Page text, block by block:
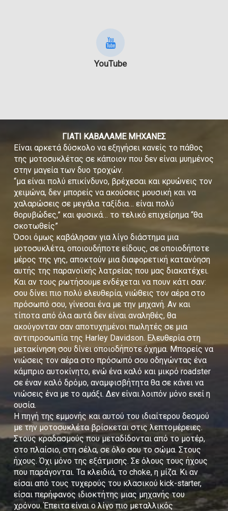
YouTube
ΓΙΑΤΙ ΚΑΒΑΛΑΜΕ ΜΗΧΑΝΕΣ
Είναι αρκετά δύσκολο να εξηγήσει κανείς το πάθος
της μοτοσυκλέτας σε κάποιον που δεν είναι μυημένος
στην μαγεία των δυο τροχών.
“μα είναι πολύ επικίνδυνο, βρέχεσαι και κρυώνεις τον
χειμώνα, δεν μπορείς να ακούσεις μουσική και να
χαλαρώσεις σε μεγάλα ταξίδια… είναι πολύ
θορυβώδες,” και φυσικά… το τελικό επιχείρημα “θα
σκοτωθείς”
Όσοι όμως καβάλησαν για λίγο διάστημα μια
μοτοσυκλέτα, οποιουδήποτε είδους, σε οποιοδήποτε
μέρος της γης, αποκτούν μια διαφορετική κατανόηση
αυτής της παρανοϊκής λατρείας που μας διακατέχει.
Και αν τους ρωτήσουμε ενδέχεται να πουν κάτι σαν:
σου δίνει πιο πολύ ελευθερία, νιώθεις τον αέρα στο
πρόσωπό σου, γίνεσαι ένα με την μηχανή. Αν και
τίποτα από όλα αυτά δεν είναι αναληθές, θα
ακούγονταν σαν αποτυχημένοι πωλητές σε μια
αντιπροσωπία της Harley Davidson. Ελευθερία στη
μετακίνηση σου δίνει οποιοδήποτε όχημα. Μπορείς να
νιώσεις τον αέρα στο πρόσωπό σου οδηγώντας ένα
κάμπριο αυτοκίνητο, ενώ ένα καλό και μικρό roadster
σε έναν καλό δρόμο, αναμφισβήτητα θα σε κάνει να
νιώσεις ένα με το αμάξι. Δεν είναι λοιπόν μόνο εκεί η
ουσία.
Η πηγή της εμμονής και αυτού του ιδιαίτερου δεσμού
με την μοτοσυκλέτα βρίσκεται στις λεπτομέρειες.
Στους κραδασμούς που μεταδίδονται από το μοτέρ,
στο πλαίσιο, στη σέλα, σε όλο σου το σώμα. Στους
ήχους. Όχι μόνο της εξάτμισης. Σε όλους τους ήχους
που παράγονται. Τα κλειδιά, το choke, η μίζα. Κι αν
είσαι από τους τυχερούς του κλασικού kick-starter,
είσαι περήφανος ιδιοκτήτης μιας μηχανής του
χρόνου. Έπειτα είναι ο λίγο πιο μεταλλικός